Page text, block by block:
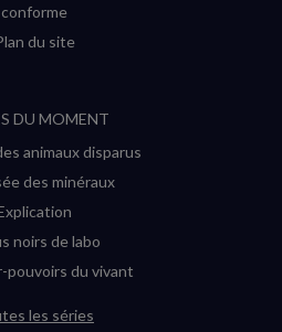
conforme
du site
DU MOMENT
animaux disparus
des minéraux
noirs de labo
pouvoirs du vivant
les séries